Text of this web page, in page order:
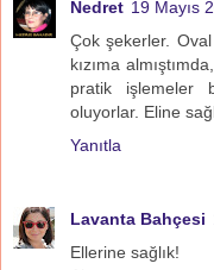
Nedret 19 Mayıs
Çok şekerler.
kızıma
pratik işlemeler
oluyorlar. Eline
Yanıtla
Lavanta Bahçesi
Ellerine sağlık!